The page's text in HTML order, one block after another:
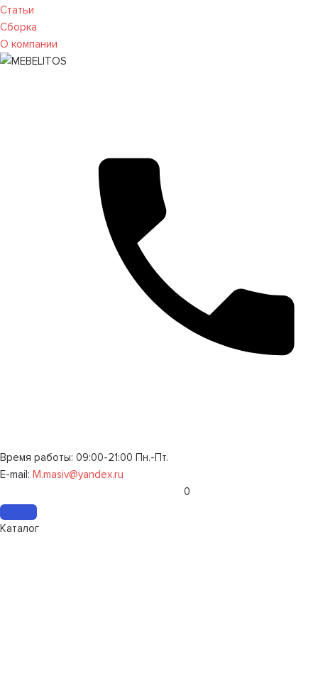
Статьи
Сборка
О компании
Время работы: 09:00-21:00 Пн.-Пт.
E-mail: M.masiv@yandex.ru
0
Каталог